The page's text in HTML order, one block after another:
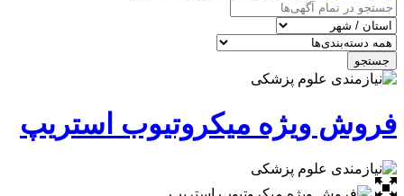
جستجو
فروش ویژه میکروتیوب استریپ